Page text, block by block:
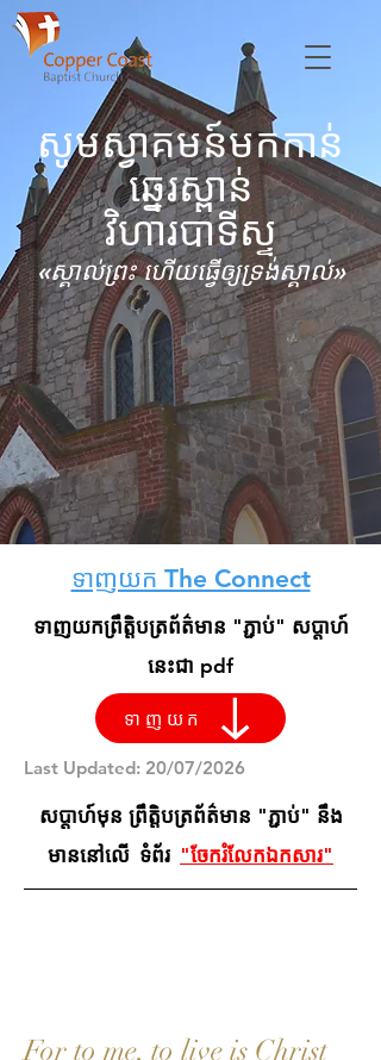
សូមស្វាគមន៍មកកាន់
ឆ្នេរស្ពាន់
វិហារបាទីស្ទ
«ស្គាល់​ព្រះ ហើយ​ធ្វើ​ឲ្យ​ទ្រង់​ស្គាល់»
ទាញយក The Connect
ទាញយកព្រឹត្តិបត្រព័ត៌មាន "ភ្ជាប់" សប្តាហ៍
នេះជា pdf
ទាញយក
Last Updated: 20/07/2026
សប្តាហ៍មុន ព្រឹត្តិបត្រព័ត៌មាន "ភ្ជាប់" នឹង
មាននៅលើ ទំព័រ "ចែករំលែកឯកសារ"
For to me, to live is Christ